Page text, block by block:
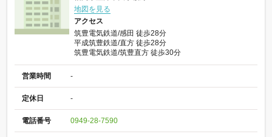
地図を見る
アクセス
筑豊電気鉄道/感田 徒歩28分
平成筑豊鉄道/直方 徒歩28分
筑豊電気鉄道/筑豊直方 徒歩30分
営業時間 -
定休日 -
電話番号 0949-28-7590